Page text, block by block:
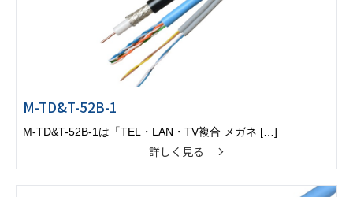
M-TD&T-52B-1
M-TD&T-52B-1は「TEL・LAN・TV複合 メガネ […]
詳しく見る